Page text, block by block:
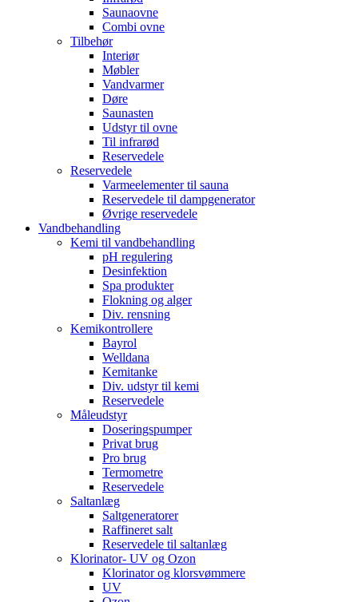
Saunaovne
Combi ovne
Tilbehør
Interiør
Møbler
Vandvarmer
Døre
Saunasten
Udstyr til ovne
Til infrarød
Reservedele
Reservedele
Varmeelementer til sauna
Reservedele til dampgenerator
Øvrige reservedele
Vandbehandling
Kemi til vandbehandling
pH regulering
Desinfektion
Spa produkter
Flokning og alger
Div. rensning
Kemikontrollere
Bayrol
Welldana
Kemitanke
Div. udstyr til kemi
Reservedele
Måleudstyr
Doseringspumper
Privat brug
Pro brug
Termometre
Reservedele
Saltanlæg
Saltgeneratorer
Raffineret salt
Reservedele til saltanlæg
Klorinator- UV og Ozon
Klorinator og klorsvømmere
UV